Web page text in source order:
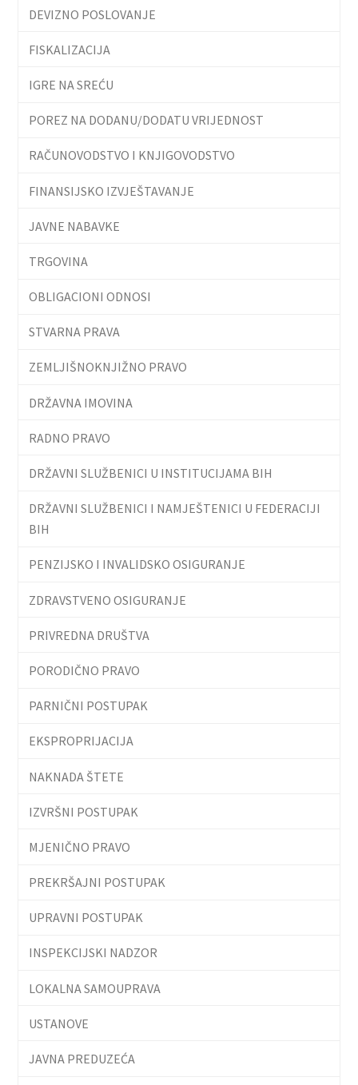
DEVIZNO POSLOVANJE
FISKALIZACIJA
IGRE NA SREĆU
POREZ NA DODANU/DODATU VRIJEDNOST
RAČUNOVODSTVO I KNJIGOVODSTVO
FINANSIJSKO IZVJEŠTAVANJE
JAVNE NABAVKE
TRGOVINA
OBLIGACIONI ODNOSI
STVARNA PRAVA
ZEMLJIŠNOKNJIŽNO PRAVO
DRŽAVNA IMOVINA
RADNO PRAVO
DRŽAVNI SLUŽBENICI U INSTITUCIJAMA BIH
DRŽAVNI SLUŽBENICI I NAMJEŠTENICI U FEDERACIJI
BIH
PENZIJSKO I INVALIDSKO OSIGURANJE
ZDRAVSTVENO OSIGURANJE
PRIVREDNA DRUŠTVA
PORODIČNO PRAVO
PARNIČNI POSTUPAK
EKSPROPRIJACIJA
NAKNADA ŠTETE
IZVRŠNI POSTUPAK
MJENIČNO PRAVO
PREKRŠAJNI POSTUPAK
UPRAVNI POSTUPAK
INSPEKCIJSKI NADZOR
LOKALNA SAMOUPRAVA
USTANOVE
JAVNA PREDUZEĆA